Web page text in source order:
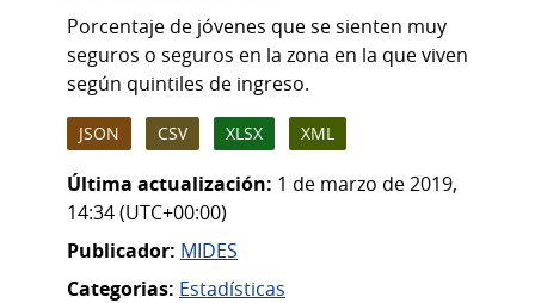
Porcentaje de jóvenes que se sienten muy
seguros o seguros en la zona en la que viven
según quintiles de ingreso.
JSON CSV XLSX XML
Última actualización: 1 de marzo de 2019,
14:34 (UTC+00:00)
Publicador: MIDES
Categorias: Estadísticas